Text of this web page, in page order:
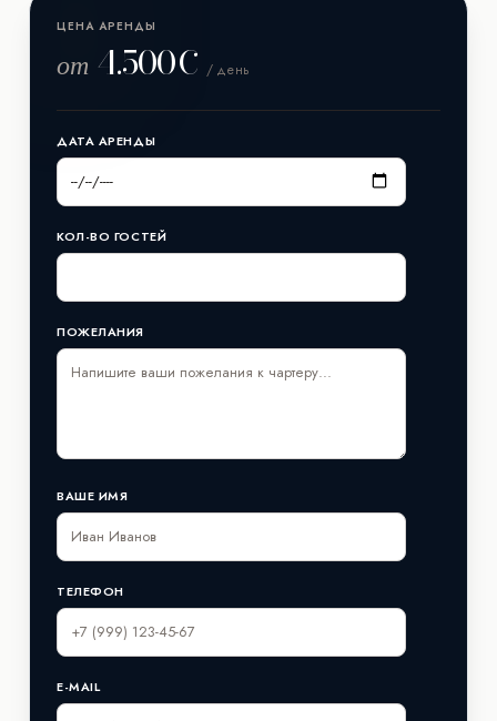
ЦЕНА АРЕНДЫ
от 4.500€ / день
ДАТА АРЕНДЫ
КОЛ-ВО ГОСТЕЙ
ПОЖЕЛАНИЯ
ВАШЕ ИМЯ
ТЕЛЕФОН
E-MAIL